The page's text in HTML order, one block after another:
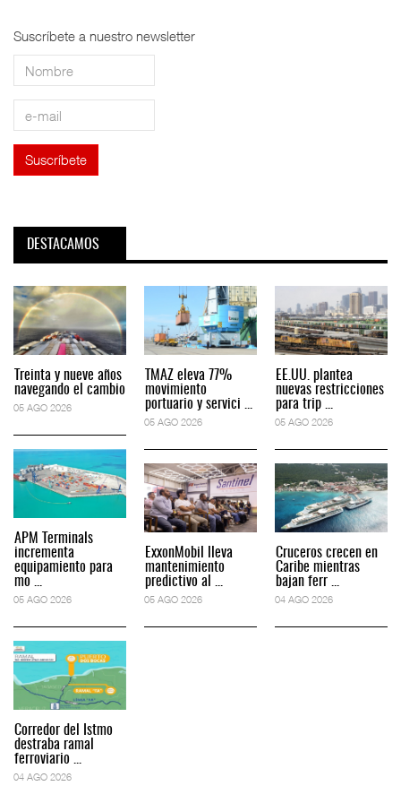
Suscríbete a nuestro newsletter
DESTACAMOS
Treinta y nueve años
navegando el cambio
05 AGO 2026
APM Terminals
incrementa
equipamiento para
mo ...
05 AGO 2026
Corredor del Istmo
destraba ramal
ferroviario ...
04 AGO 2026
TMAZ eleva 77%
movimiento
portuario y servici ...
05 AGO 2026
ExxonMobil lleva
mantenimiento
predictivo al ...
05 AGO 2026
EE.UU. plantea
nuevas restricciones
para trip ...
05 AGO 2026
Cruceros crecen en
Caribe mientras
bajan ferr ...
04 AGO 2026